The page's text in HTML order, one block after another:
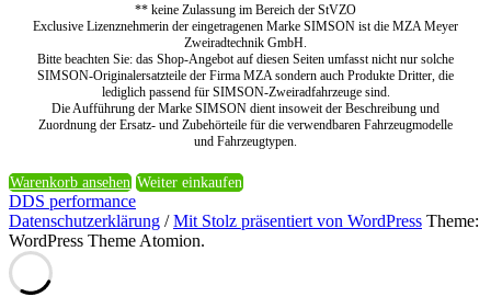
** keine Zulassung im Bereich der StVZO
Exclusive Lizenznehmerin der eingetragenen Marke SIMSON ist die MZA Meyer
Zweiradtechnik GmbH.
Bitte beachten Sie: das Shop-Angebot auf diesen Seiten umfasst nicht nur solche
SIMSON-Originalersatzteile der Firma MZA sondern auch Produkte Dritter, die
lediglich passend für SIMSON-Zweiradfahrzeuge sind.
Die Aufführung der Marke SIMSON dient insoweit der Beschreibung und
Zuordnung der Ersatz- und Zubehörteile für die verwendbaren Fahrzeugmodelle
und Fahrzeugtypen.
Warenkorb ansehen Weiter einkaufen
DDS performance
Datenschutzerklärung /Mit Stolz präsentiert von WordPress Theme:
WordPress Theme Atomion.